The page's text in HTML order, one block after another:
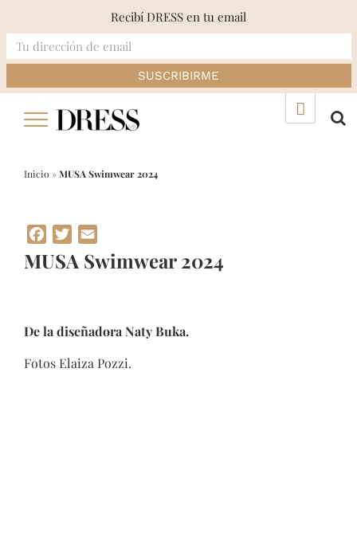
Inicio »MUSA Swimwear 2024
Facebook
Twitter
MUSA Swimwear 2024
De la diseñadora Naty Buka.
Fotos Elaiza Pozzi.
Recibí DRESS en tu email